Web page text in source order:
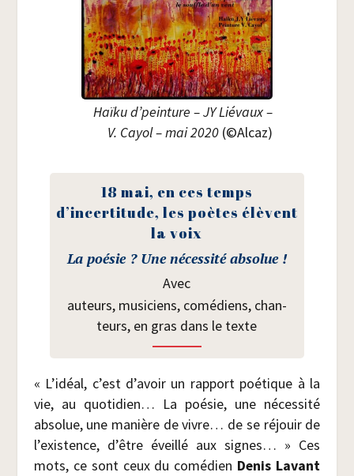
Haï­ku d’peinture – JY Lié­vaux –
V. Cayol – mai 2020 (©Alcaz)
18 mai, en ces temps
d’incertitude, les poètes élèvent
la voix
La poé­sie ? Une néces­si­té absolue !
Avec
auteurs, musi­ciens, comé­diens, chan­
teurs, en gras dans le texte
« L’idéal, c’est d’avoir un rap­port poé­tique à la
vie, au quo­ti­dien… La poé­sie, une néces­si­té
abso­lue, une manière de vivre… de se réjouir de
l’existence, d’être éveillé aux signes… » Ces
mots, ce sont ceux du comé­dien Denis Lavant